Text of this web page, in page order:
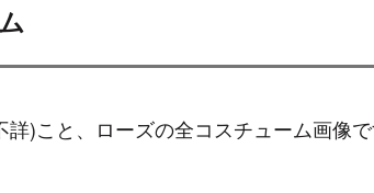
)こと、ローズの全コスチューム画像